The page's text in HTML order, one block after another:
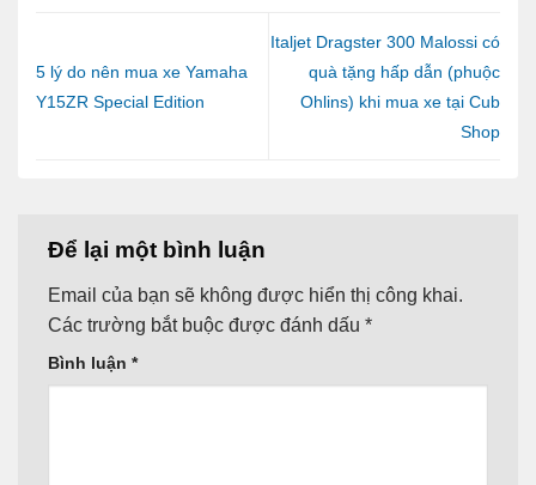
5 lý do nên mua xe Yamaha
Y15ZR Special Edition
Italjet Dragster 300 Malossi có
quà tặng hấp dẫn (phuộc
Ohlins) khi mua xe tại Cub
Shop
Để lại một bình luận
Email của bạn sẽ không được hiển thị công khai.
Các trường bắt buộc được đánh dấu *
Bình luận *